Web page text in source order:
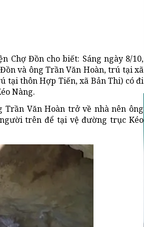
Chợ Đồn cho biết: Sáng ngày 8/10,
và ông Trần Văn Hoàn, trú tại xã
tại thôn Hợp Tiến, xã Bản Thi) có đi
Nàng.
Trần Văn Hoàn trở về nhà nên ông
trên để tại vệ đường trục Kéo